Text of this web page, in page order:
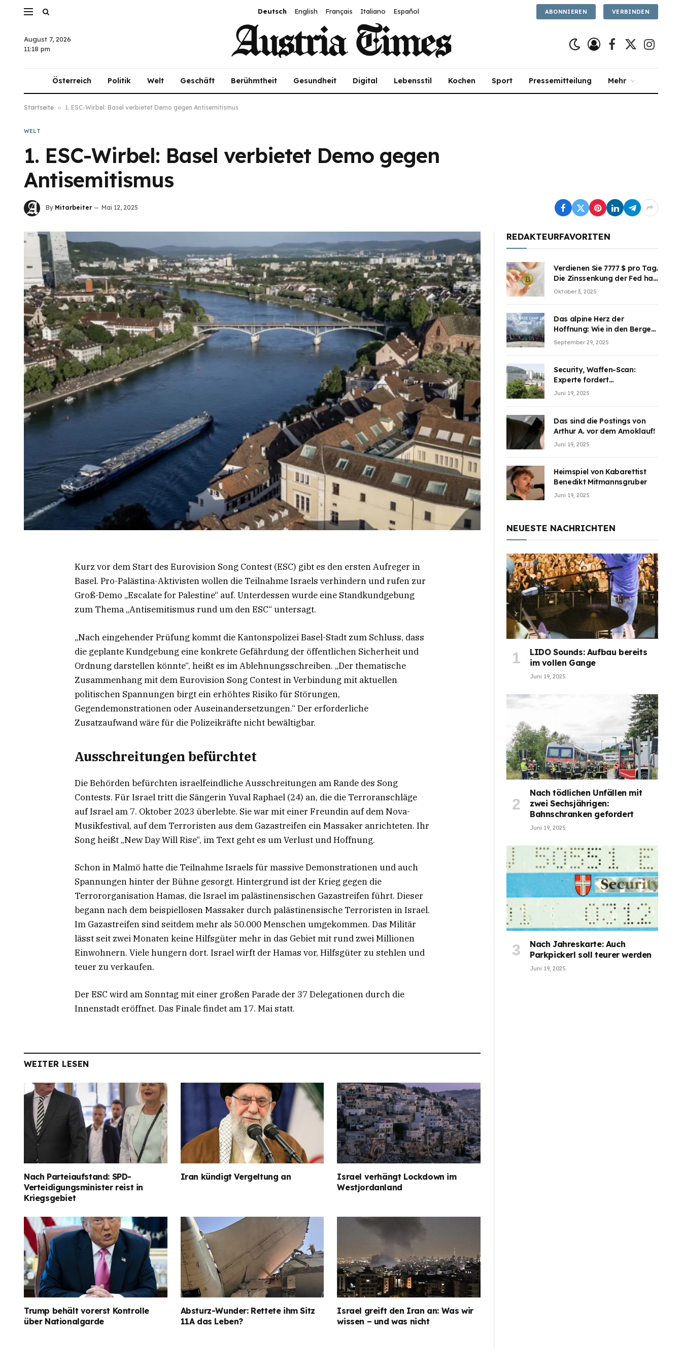
Deutsch English Français Italiano Español ABONNIEREN VERBINDEN
August 7, 2026
11:18 pm
Facebook
X
Österreich Politik Welt Geschäft Berühmtheit Gesundheit Digital Lebensstil Kochen Sport Pressemitteilung Mehr
Startseite » 1. ESC-Wirbel: Basel verbietet Demo gegen Antisemitismus
WELT
1. ESC-Wirbel: Basel verbietet Demo gegen
Antisemitismus
By Mitarbeiter Mai 12, 2025
Kurz vor dem Start des Eurovision Song Contest (ESC) gibt es den ersten Aufreger in
Basel. Pro-Palästina-Aktivisten wollen die Teilnahme Israels verhindern und rufen zur
Groß-Demo „Escalate for Palestine“ auf. Unterdessen wurde eine Standkundgebung
zum Thema „Antisemitismus rund um den ESC“ untersagt.
„Nach eingehender Prüfung kommt die Kantonspolizei Basel-Stadt zum Schluss, dass
die geplante Kundgebung eine konkrete Gefährdung der öffentlichen Sicherheit und
Ordnung darstellen könnte“, heißt es im Ablehnungsschreiben. „Der thematische
Zusammenhang mit dem Eurovision Song Contest in Verbindung mit aktuellen
politischen Spannungen birgt ein erhöhtes Risiko für Störungen,
Gegendemonstrationen oder Auseinandersetzungen.“ Der erforderliche
Zusatzaufwand wäre für die Polizeikräfte nicht bewältigbar.
Ausschreitungen befürchtet
Die Behörden befürchten israelfeindliche Ausschreitungen am Rande des Song
Contests. Für Israel tritt die Sängerin Yuval Raphael (24) an, die die Terroranschläge
auf Israel am 7. Oktober 2023 überlebte. Sie war mit einer Freundin auf dem Nova-
Musikfestival, auf dem Terroristen aus dem Gazastreifen ein Massaker anrichteten. Ihr
Song heißt „New Day Will Rise“, im Text geht es um Verlust und Hoffnung.
Schon in Malmö hatte die Teilnahme Israels für massive Demonstrationen und auch
Spannungen hinter der Bühne gesorgt. Hintergrund ist der Krieg gegen die
Terrororganisation Hamas, die Israel im palästinensischen Gazastreifen führt. Dieser
begann nach dem beispiellosen Massaker durch palästinensische Terroristen in Israel.
Im Gazastreifen sind seitdem mehr als 50.000 Menschen umgekommen. Das Militär
lässt seit zwei Monaten keine Hilfsgüter mehr in das Gebiet mit rund zwei Millionen
Einwohnern. Viele hungern dort. Israel wirft der Hamas vor, Hilfsgüter zu stehlen und
teuer zu verkaufen.
Der ESC wird am Sonntag mit einer großen Parade der 37 Delegationen durch die
Innenstadt eröffnet. Das Finale findet am 17. Mai statt.
WEITER LESEN
Nach Parteiaufstand: SPD-
Verteidigungsminister reist in
Kriegsgebiet
Iran kündigt Vergeltung an
Israel verhängt Lockdown im
Westjordanland
Trump behält vorerst Kontrolle
über Nationalgarde
Absturz-Wunder: Rettete ihm Sitz
11A das Leben?
Israel greift den Iran an: Was wir
wissen – und was nicht
REDAKTEURFAVORITEN
Verdienen Sie 7777 $ pro Tag.
Die Zinssenkung der Fed hat
die Aufmerksamkeit des
teilzuhaben
Oktober 3, 2025
Das alpine Herz der
Hoffnung: Wie in den Bergen
Österreichs die unsichtbaren
September 29, 2025
Security, Waffen-Scan:
Experte fordert
Sicherheitsdiskussion an
Juni 19, 2025
Das sind die Postings von
Arthur A. vor dem Amoklauf!
Juni 19, 2025
Heimspiel von Kabarettist
Benedikt Mitmannsgruber
Juni 19, 2025
NEUESTE NACHRICHTEN
LIDO Sounds: Aufbau bereits
im vollen Gange
Juni 19, 2025
Nach tödlichen Unfällen mit
zwei Sechsjährigen:
Bahnschranken gefordert
Juni 19, 2025
Nach Jahreskarte: Auch
Parkpickerl soll teurer werden
Juni 19, 2025